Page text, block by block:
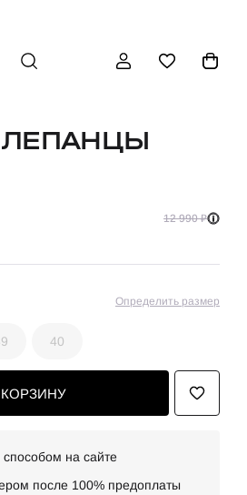
12 990 ₽
Определить размер
40
на сайте
после 100% предоплаты